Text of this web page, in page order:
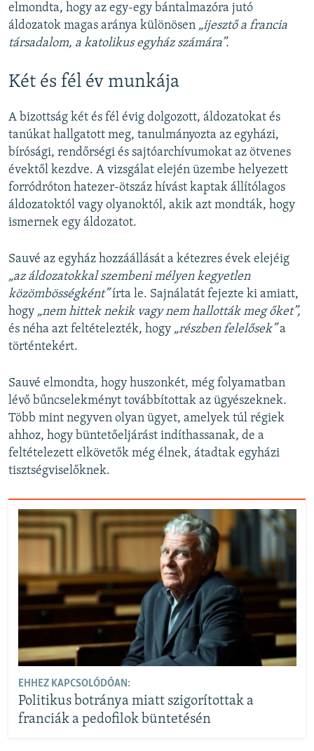
elmondta, hogy az egy-egy bántalmazóra jutó
áldozatok magas aránya különösen „ijesztő a francia
társadalom, a katolikus egyház számára”.
Két és fél év munkája
A bizottság két és fél évig dolgozott, áldozatokat és
tanúkat hallgatott meg, tanulmányozta az egyházi,
bírósági, rendőrségi és sajtóarchívumokat az ötvenes
évektől kezdve. A vizsgálat elején üzembe helyezett
forródróton hatezer-ötszáz hívást kaptak állítólagos
áldozatoktól vagy olyanoktól, akik azt mondták, hogy
ismernek egy áldozatot.
Sauvé az egyház hozzáállását a kétezres évek elejéig
„az áldozatokkal szembeni mélyen kegyetlen
közömbösségként”írta le. Sajnálatát fejezte ki amiatt,
hogy „nem hittek nekik vagy nem hallották meg őket”,
és néha azt feltételezték, hogy „részben felelősek”a
történtekért.
Sauvé elmondta, hogy huszonkét, még folyamatban
lévő bűncselekményt továbbítottak az ügyészeknek.
Több mint negyven olyan ügyet, amelyek túl régiek
ahhoz, hogy büntetőeljárást indíthassanak, de a
feltételezett elkövetők még élnek, átadtak egyházi
tisztségviselőknek.
EHHEZ KAPCSOLÓDÓAN:
Politikus botránya miatt szigorítottak a
franciák a pedofilok büntetésén